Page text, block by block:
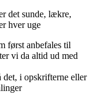
det sunde, lækre,
hver uge
først anbefales til
vi da altid ud med
det, i opskrifterne eller